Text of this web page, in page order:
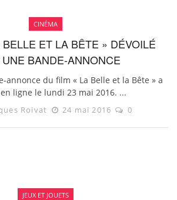
CINÉMA
ET LA BÊTE » DÉVOILÉ
BANDE-ANNONCE
annonce du film « La Belle et la Bête » a
ligne le lundi 23 mai 2016. ...
Roivat 24 mai 2016 0
JEUX ET JOUETS